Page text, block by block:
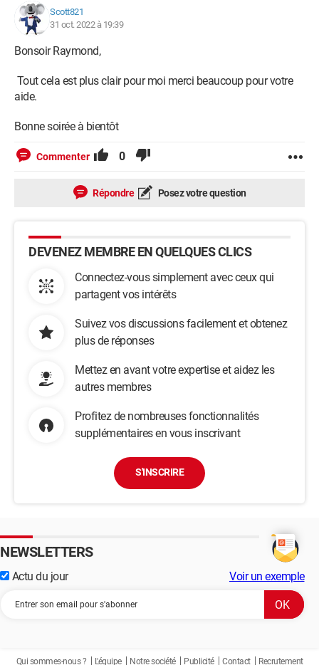
Scott821
31 oct. 2022 à 19:39
Bonsoir Raymond,
Tout cela est plus clair pour moi merci beaucoup pour votre
aide.
Bonne soirée à bientôt
Commenter 0
Répondre Posez votre question
DEVENEZ MEMBRE EN QUELQUES CLICS
Connectez-vous simplement avec ceux qui
partagent vos intérêts
Suivez vos discussions facilement et obtenez
plus de réponses
Mettez en avant votre expertise et aidez les
autres membres
Profitez de nombreuses fonctionnalités
supplémentaires en vous inscrivant
S'INSCRIRE
NEWSLETTERS
Actu du jour Voir un exemple
Qui sommes-nous ? L'équipe Notre société Publicité Contact Recrutement